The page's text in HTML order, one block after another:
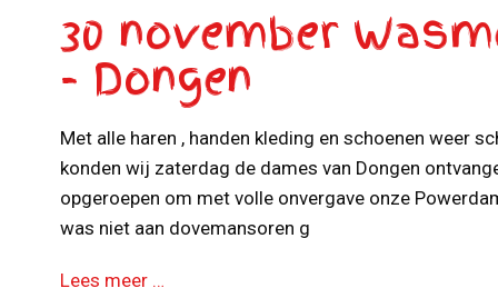
30 november
- Dongen
Met alle haren , handen kleding en schoenen weer
konden wij zaterdag de dames van Dongen
opgeroepen om met volle onvergave onze
was niet aan dovemansoren g
Lees meer …